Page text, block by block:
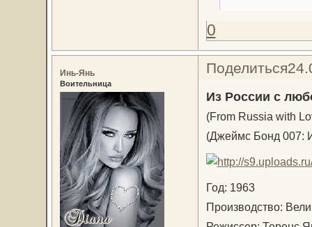
0
Поделиться
Инь-Янь
Воительница
Из России с
(From Russia with
(Джеймс Бонд 007:
Год: 1963
Производство: